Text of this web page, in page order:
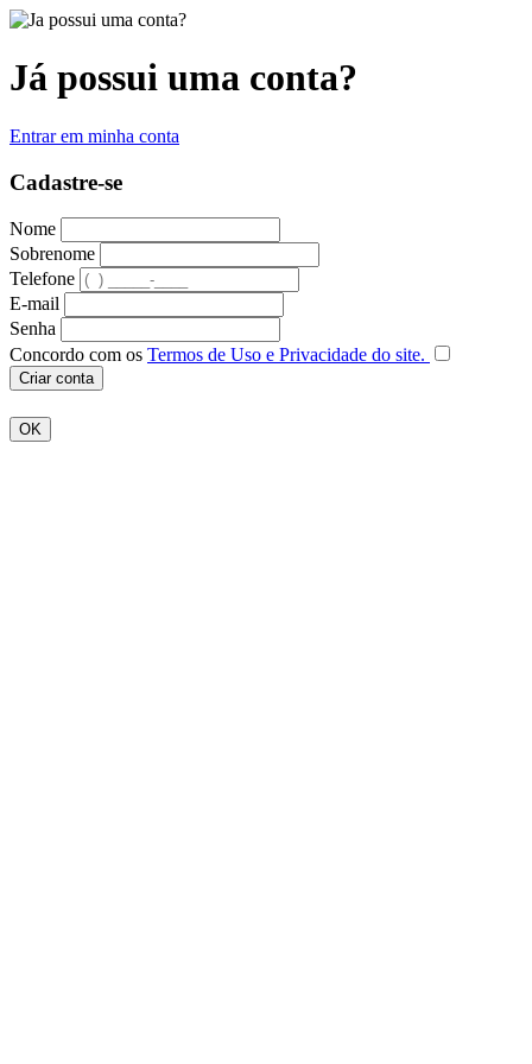
Já possui uma conta?
Entrar em minha conta
Cadastre-se
Nome
Sobrenome
Telefone
E-mail
Senha
Concordo com os Termos de Uso e Privacidade do site.
Criar conta
OK